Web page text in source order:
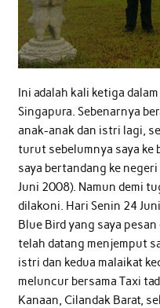
Ini adalah kali ketiga
Singapura. Sebenarnya
anak-anak dan istri lagi,
turut sebelumnya saya ke
saya bertandang ke negeri
Juni 2008). Namun demi
dilakoni. Hari Senin 24
Blue Bird yang saya
telah datang menjemput
istri dan kedua malaikat
meluncur bersama Taxi
Kanaan, Cilandak Barat,